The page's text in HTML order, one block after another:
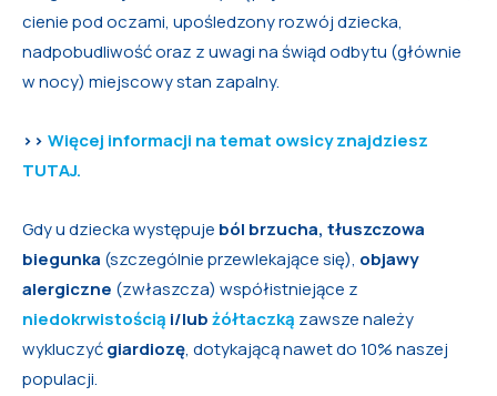
cienie pod oczami, upośledzony rozwój dziecka,
nadpobudliwość oraz z uwagi na świąd odbytu (głównie
w nocy) miejscowy stan zapalny.
>> Więcej informacji na temat owsicy znajdziesz
TUTAJ.
Gdy u dziecka występuje ból brzucha, tłuszczowa
biegunka (szczególnie przewlekające się), objawy
alergiczne (zwłaszcza) współistniejące z
niedokrwistością i/lubżółtaczką zawsze należy
wykluczyćgiardiozę, dotykającą nawet do 10% naszej
populacji.